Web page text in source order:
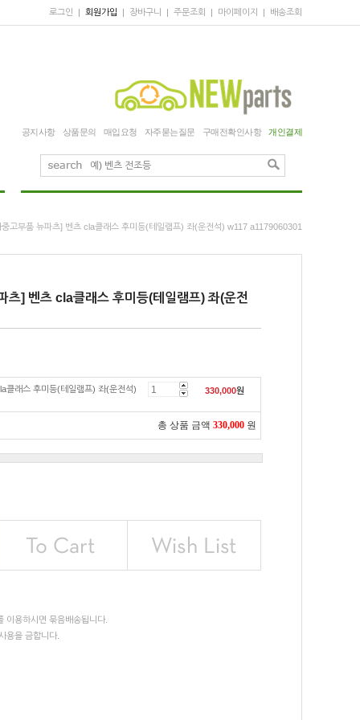
로그인 | 회원가입 | 장바구니 | 주문조회 | 마이페이지 | 배송조회
공지사항
상품문의 매입요청 자주묻는질문 구매전확인사항 개인결제
고부품 뉴파츠] 벤츠 cla클래스 후미등(테일램프) 좌(운전석) w117 a1179060301
츠] 벤츠 cla클래스 후미등(테일램프) 좌(운전
클래스 후미등(테일램프) 좌(운전석)
330,000원
총 상품 금액 330,000 원
이용하시면 묶음배송됩니다.
용을 금합니다.